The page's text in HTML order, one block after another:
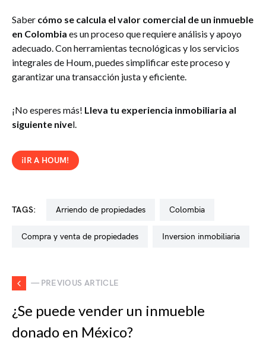
Saber cómo se calcula el valor comercial de un inmueble
en Colombia es un proceso que requiere análisis y apoyo
adecuado. Con herramientas tecnológicas y los servicios
integrales de Houm, puedes simplificar este proceso y
garantizar una transacción justa y eficiente.
¡No esperes más! Lleva tu experiencia inmobiliaria al
siguiente nivel.
¡IR A HOUM!
TAGS: arriendo de propiedades colombia
compra y venta de propiedades inversion inmobiliaria
— PREVIOUS ARTICLE
¿Se puede vender un inmueble
donado en México?